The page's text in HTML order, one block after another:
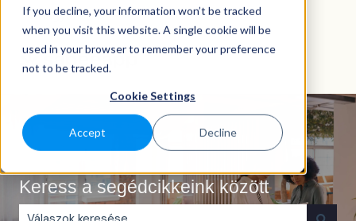
If you decline, your information won’t be tracked
when you visit this website. A single cookie will be
used in your browser to remember your preference
not to be tracked.
Cookie Settings
Accept Decline
MagyarAlmenü megjelenítése fordításokhoz
Keress a segédcikkeink között